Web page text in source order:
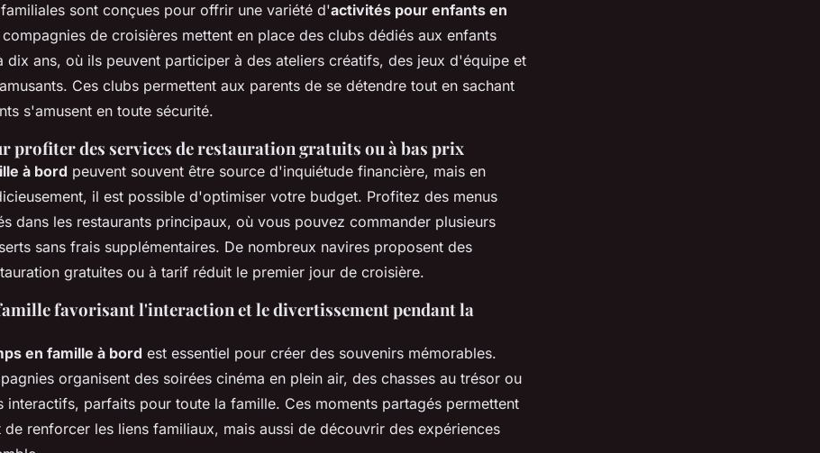
sont conçues pour offrir une variété d'activités pour enfants en
compagnies de croisières mettent en place des clubs dédiés aux enfants
dix ans, où ils peuvent participer à des ateliers créatifs, des jeux d'équipe et
Ces clubs permettent aux parents de se détendre tout en sachant
s'amusent en toute sécurité.
profiter des services de restauration gratuits ou à bas prix
à bord peuvent souvent être source d'inquiétude financière, mais en
il est possible d'optimiser votre budget. Profitez des menus
dans les restaurants principaux, où vous pouvez commander plusieurs
sans frais supplémentaires. De nombreux navires proposent des
gratuites ou à tarif réduit le premier jour de croisière.
favorisant l'interaction et le divertissement pendant la
en famille à bord est essentiel pour créer des souvenirs mémorables.
organisent des soirées cinéma en plein air, des chasses au trésor ou
interactifs, parfaits pour toute la famille. Ces moments partagés permettent
de renforcer les liens familiaux, mais aussi de découvrir des expériences